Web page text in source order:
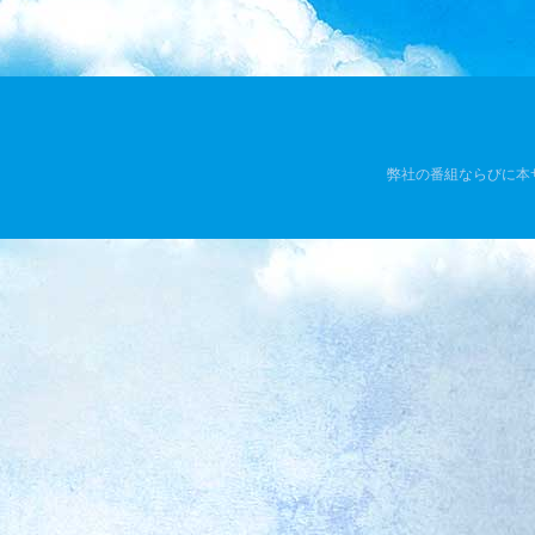
弊社の番組ならびに